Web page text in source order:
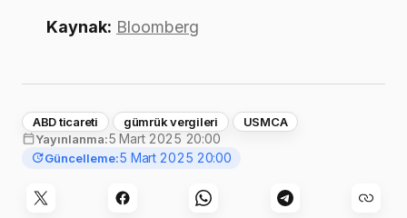
Kaynak: Bloomberg
ABD ticareti gümrük vergileri
USMCA
Yayınlanma:5 Mart 2025 20:00
Güncelleme:5 Mart 2025 20:00